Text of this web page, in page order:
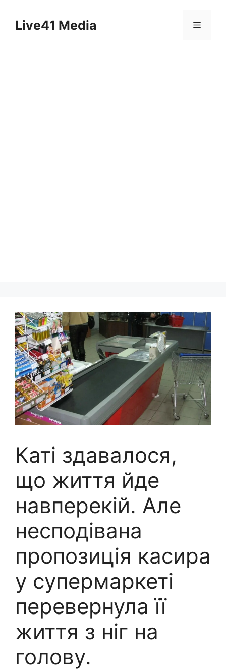
contentLive41 Media Menu
Каті здавалося,
що життя йде
навперекій. Але
несподівана
пропозиція касира
у супермаркеті
перевернула її
життя з ніг на
голову.